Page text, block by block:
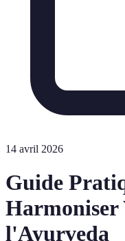
14 avril 2026
Guide
Harmoniser
l'Ayurveda